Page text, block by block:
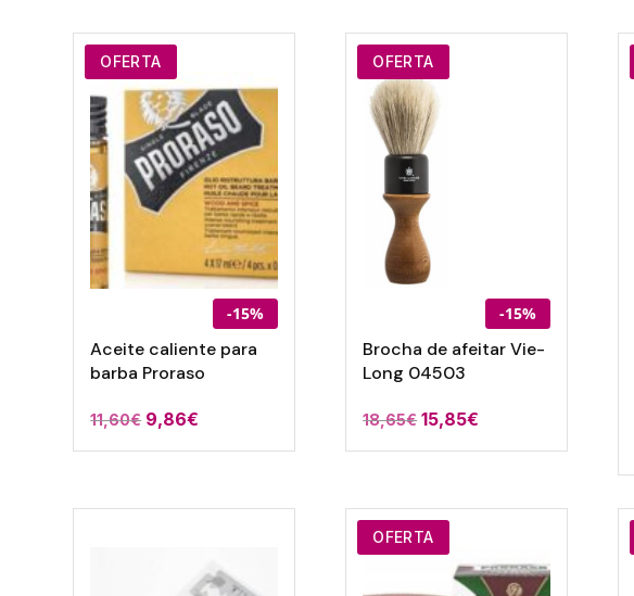
OFERTA
-15%
Aceite caliente para
barba Proraso
11,60€ 9,86€
OFERTA
-15%
Brocha de afeitar Vie-
Long 04503
18,65€ 15,85€
OFERTA